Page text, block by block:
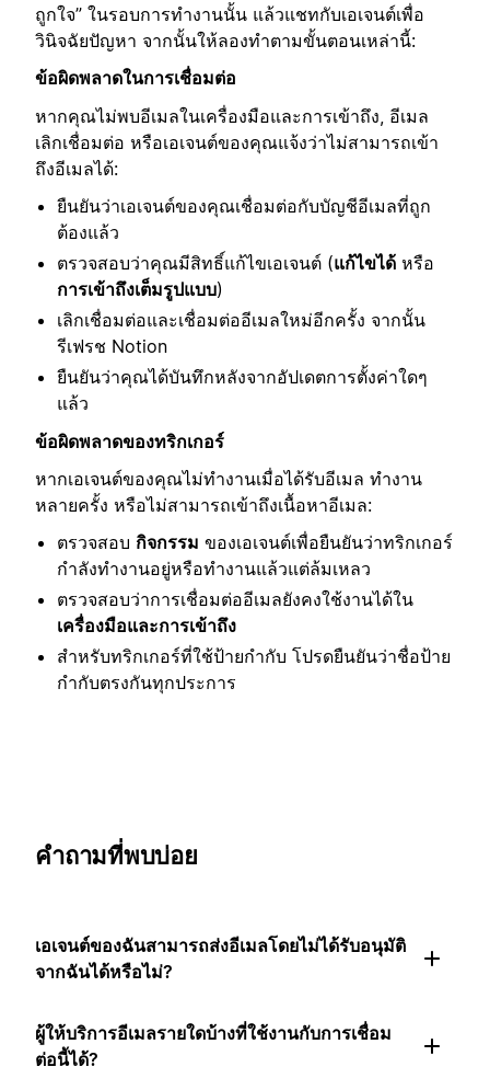
ถูกใจ” ในรอบการทำงานนั้น แล้วแชทกับเอเจนต์เพื่อ
วินิจฉัยปัญหา จากนั้นให้ลองทำตามขั้นตอนเหล่านี้:
ข้อผิดพลาดในการเชื่อมต่อ
หากคุณไม่พบอีเมลในเครื่องมือและการเข้าถึง, อีเมล
เลิกเชื่อมต่อ หรือเอเจนต์ของคุณแจ้งว่าไม่สามารถเข้า
ถึงอีเมลได้:
ยืนยันว่าเอเจนต์ของคุณเชื่อมต่อกับบัญชีอีเมลที่ถูก
ต้องแล้ว
ตรวจสอบว่าคุณมีสิทธิ์แก้ไขเอเจนต์ (แก้ไขได้ หรือ
การเข้าถึงเต็มรูปแบบ)
เลิกเชื่อมต่อและเชื่อมต่ออีเมลใหม่อีกครั้ง จากนั้น
รีเฟรช Notion
ยืนยันว่าคุณได้บันทึกหลังจากอัปเดตการตั้งค่าใดๆ
แล้ว
ข้อผิดพลาดของทริกเกอร์
หากเอเจนต์ของคุณไม่ทำงานเมื่อได้รับอีเมล ทำงาน
หลายครั้ง หรือไม่สามารถเข้าถึงเนื้อหาอีเมล:
ตรวจสอบ กิจกรรม ของเอเจนต์เพื่อยืนยันว่าทริกเกอร์
กำลังทำงานอยู่หรือทำงานแล้วแต่ล้มเหลว
ตรวจสอบว่าการเชื่อมต่ออีเมลยังคงใช้งานได้ใน
เครื่องมือและการเข้าถึง
สำหรับทริกเกอร์ที่ใช้ป้ายกำกับ โปรดยืนยันว่าชื่อป้าย
กำกับตรงกันทุกประการ
คำถามที่พบบ่อย
เอเจนต์ของฉันสามารถส่งอีเมลโดยไม่ได้รับอนุมัติ
จากฉันได้หรือไม่?
ผู้ให้บริการอีเมลรายใดบ้างที่ใช้งานกับการเชื่อม
ต่อนี้ได้?